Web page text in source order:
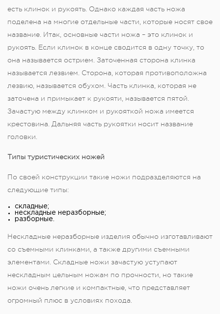
есть клинок и рукоять. Однако каждая часть ножа
поделена на многие отдельные части, которые носят свое
название. Итак, основные части ножа – это клинок и
рукоять. Если клинок в конце сводится в одну точку, то
она называется острием. Заточенная сторона клинка
называется лезвием. Сторона, которая противоположна
лезвию, называется обухом. Часть клинка, которая не
заточена и примыкает к рукояти, называется пятой.
Зачастую между клинком и рукояткой ножа имеется
крестовина. Дальняя часть рукоятки носит название
головки.
Типы туристических ножей
По своей конструкции такие ножи подразделяются на
следующие типы:
складные;
нескладные неразборные;
разборные.
Нескладные неразборные изделия обычно изготавливают
со съемными клинками, а также другими съемными
элементами. Складные ножи зачастую уступают
нескладным цельным ножам по прочности, но такие
ножи очень легкие и компактные, что представляет
огромный плюс в условиях похода.